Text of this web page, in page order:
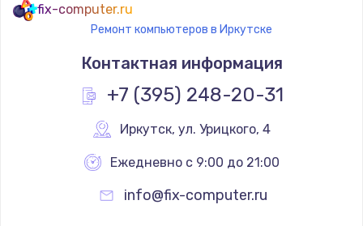
fix-computer.ru
Ремонт компьютеров в Иркутске
Контактная информация
+7 (395) 248-20-31
Иркутск, ул. Урицкого, 4
Ежедневно с 9:00 до 21:00
info@fix-computer.ru